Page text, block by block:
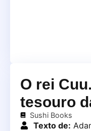
O rei
tesouro
Sushi Books
Texto de: